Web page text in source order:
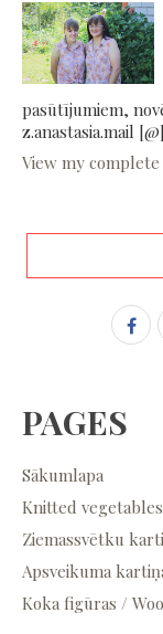
pasūtījumiem,
z.anastasia.mail
View my
PAGES
Sākumlapa
Knitted
Ziemassvētku
Apsveikuma
Koka figūras /